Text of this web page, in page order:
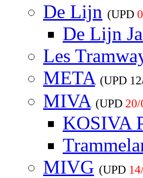
De Lijn (UPD
De Lijn
Les
META (UPD
MIVA (UPD
KOSIVA
MIVG (UPD